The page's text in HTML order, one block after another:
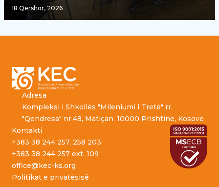
18 Qershor, 2026
Adresa
Kompleksi i Shkollës "Mileniumi i Tretë" rr.
"Qëndresa" nr.48, Matiçan, 10000 Prishtinë, Kosovë
Kontakti
+383 38 244 257, 258 203
+383 38 244 257 ext. 109
office@kec-ks.org
Politikat e privatësisë